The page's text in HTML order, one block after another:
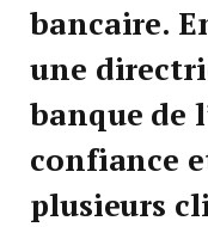
bancaire.
une
banque de
confiance
plusieurs